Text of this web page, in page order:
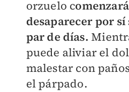
orzuelo c
desaparecer por sí
par de días.
puede aliviar el
malestar con
el párpado.